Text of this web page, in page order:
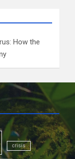
How the
crisis